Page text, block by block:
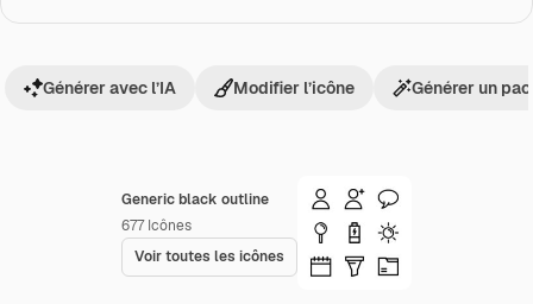
Generic black outline
677 Icônes
Voir toutes les icônes
Générer avec l’IA Modifier l’icône Générer un